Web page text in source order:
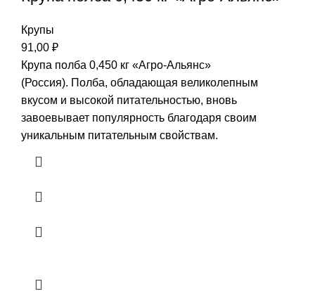
Крупы
91,00 ₽
Крупа полба 0,450 кг «Агро-Альянс»
(Россия). Полба, обладающая великолепным
вкусом и высокой питательностью, вновь
завоевывает популярность благодаря своим
уникальным питательным свойствам.